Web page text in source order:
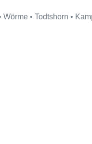
• Todtshorn •